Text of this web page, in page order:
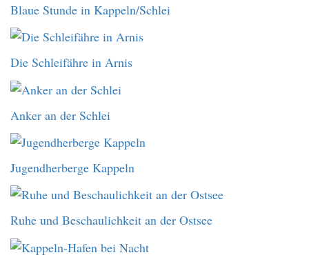
Blaue Stunde in Kappeln/Schlei
Die Schleifähre in Arnis
Anker an der Schlei
Jugendherberge Kappeln
Ruhe und Beschaulichkeit an der Ostsee